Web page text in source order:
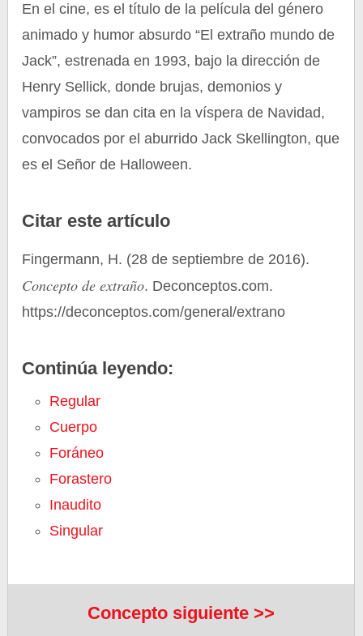
En el cine, es el título de la película del género
animado y humor absurdo “El extraño mundo de
Jack”, estrenada en 1993, bajo la dirección de
Henry Sellick, donde brujas, demonios y
vampiros se dan cita en la víspera de Navidad,
convocados por el aburrido Jack Skellington, que
es el Señor de Halloween.
Citar este artículo
Fingermann, H. (28 de septiembre de 2016).
Concepto de extraño. Deconceptos.com.
https://deconceptos.com/general/extrano
Continúa leyendo:
Regular
Cuerpo
Foráneo
Forastero
Inaudito
Singular
Concepto siguiente >>